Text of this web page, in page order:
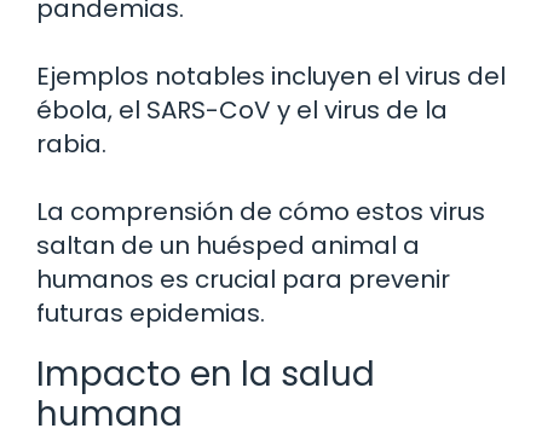
pandemias.
Ejemplos notables incluyen el virus del
ébola, el SARS-CoV y el virus de la
rabia.
La comprensión de cómo estos virus
saltan de un huésped animal a
humanos es crucial para prevenir
futuras epidemias.
Impacto en la salud
humana